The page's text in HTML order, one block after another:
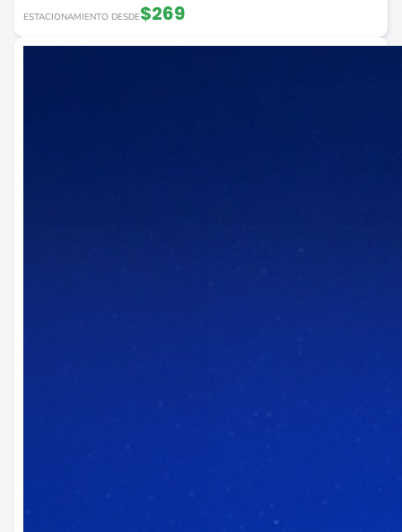
ESTACIONAMIENTO DESDE$269